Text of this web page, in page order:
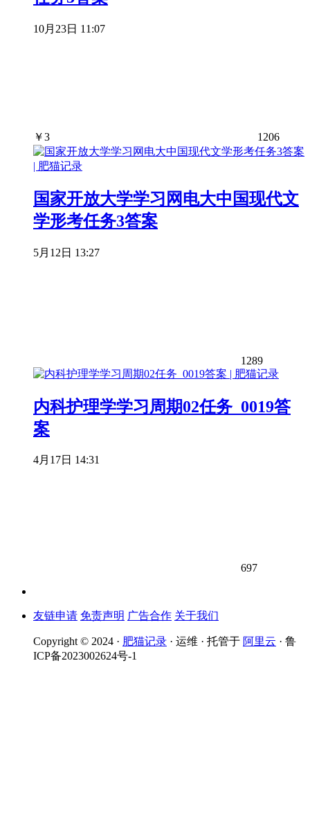
10月23日 11:07
￥3 1206
国家开放大学学习网电大中国现代文
学形考任务3答案
5月12日 13:27
1289
内科护理学学习周期02任务_0019答
案
4月17日 14:31
697
友链申请 免责声明 广告合作 关于我们
Copyright © 2024 · 肥猫记录 · 运维 · 托管于 阿里云 · 鲁
ICP备2023002624号-1